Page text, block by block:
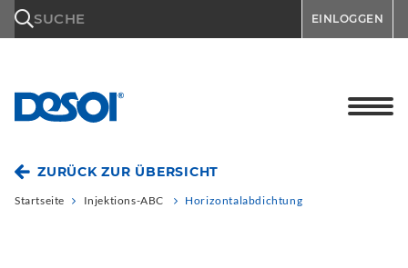
SUCHE EINLOGGEN
ZURÜCK ZUR ÜBERSICHT
Startseite Injektions-ABC Horizontalabdichtung